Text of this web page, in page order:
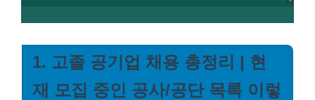
1. 고졸 공기업 채용 총정리 | 현
재 모집 중인 공사/공단 목록 이렇